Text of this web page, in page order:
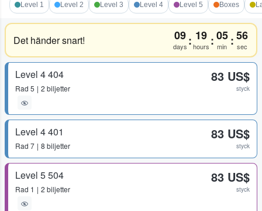
Level 1 Level 2 Level 3 Level 4 Level 5 Boxes
Det händer snart! 09
days : 19
hours :05
min :56
sec
Level 4 404
Rad 5 2 biljetter
83 US$
styck
Level 4 401
Rad 7 8 biljetter
83 US$
styck
Level 5 504
Rad 1 2 biljetter
83 US$
styck